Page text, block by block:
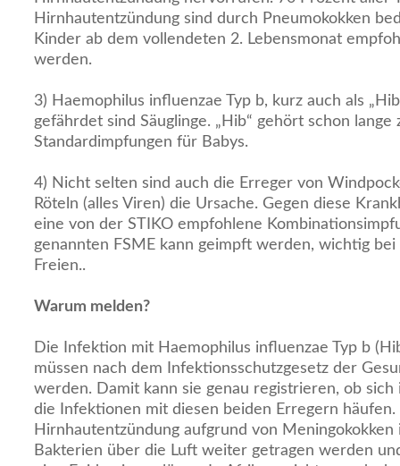
Hirnhautentzündung sind durch Pneumokokken
Kinder ab dem vollendeten 2. Lebensmonat
werden.
3) Haemophilus influenzae Typ b, kurz auch als
gefährdet sind Säuglinge. „Hib“ gehört schon lange
Standardimpfungen für Babys.
4) Nicht selten sind auch die Erreger von
Röteln (alles Viren) die Ursache. Gegen diese
eine von der STIKO empfohlene
genannten FSME kann geimpft werden, wichtig
Freien..
Warum melden?
Die Infektion mit Haemophilus influenzae Typ b
müssen nach dem Infektionsschutzgesetz der
werden. Damit kann sie genau registrieren, ob
die Infektionen mit diesen beiden Erregern häufen.
Hirnhautentzündung aufgrund von Meningokokken
Bakterien über die Luft weiter getragen werden